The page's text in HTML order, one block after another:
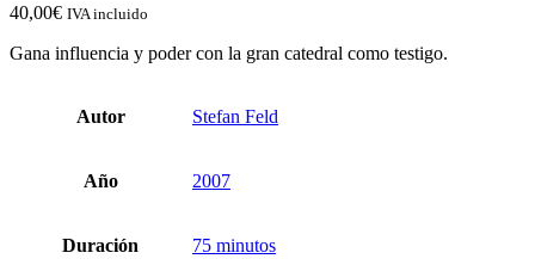
40,00€ IVA incluido
Gana influencia y poder con la gran catedral como testigo.
Autor Stefan Feld
Año 2007
Duración 75 minutos